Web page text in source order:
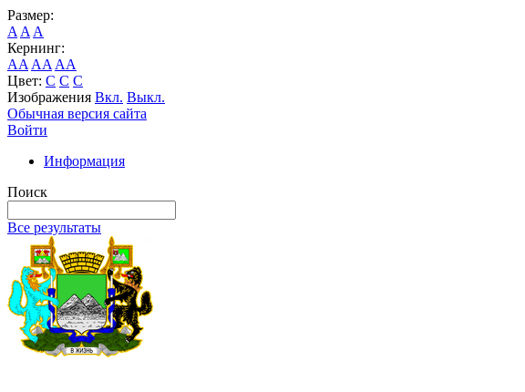
Размер:
A A A
Кернинг:
AA AA AA
Цвет: C C C
Изображения Вкл. Выкл.
Обычная версия сайта
Войти
Информация
Поиск
Все результаты